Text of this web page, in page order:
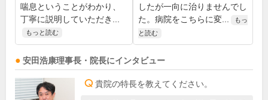
喘息ということがわかり、
丁寧に説明していただき...
もっと読む
したが一向に治りませんでし
た。病院をこちらに変...
もっ
と読む
安田浩康理事長・院長にインタビュー
貴院の特長を教えてください。